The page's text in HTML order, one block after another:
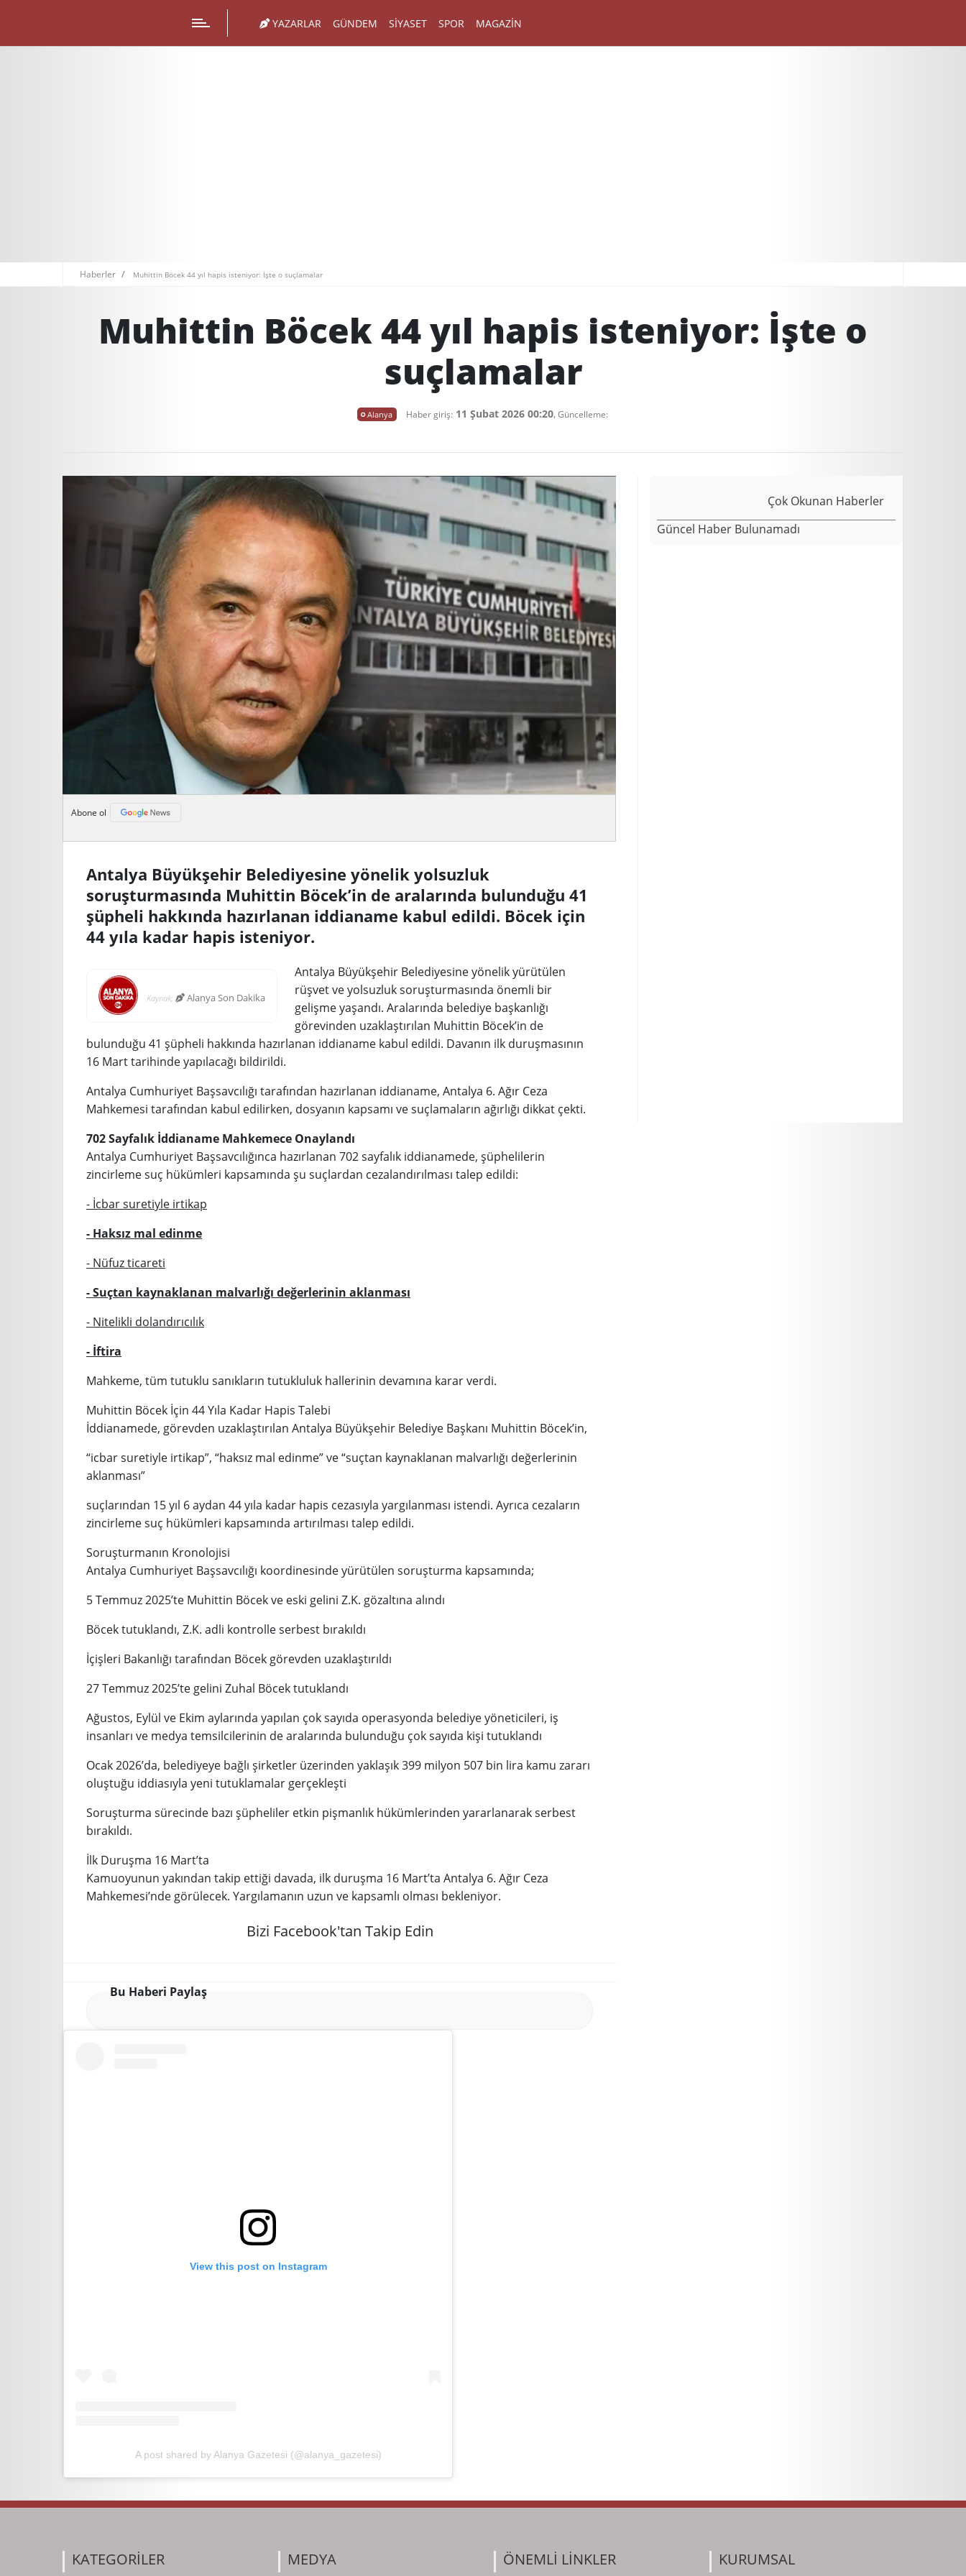
YAZARLAR GÜNDEM SIYASET SPOR MAGAZIN
Haberler Muhittin Böcek 44 yıl hapis isteniyor: İşte o suçlamalar
Muhittin Böcek 44 yıl hapis isteniyor: İşte o
suçlamalar
Alanya Haber giriş:11 Şubat 2026 00:20,Güncelleme:
Abone ol
Antalya Büyükşehir Belediyesine yönelik yolsuzluk
soruşturmasında Muhittin Böcek’in de aralarında bulunduğu 41
şüpheli hakkında hazırlanan iddianame kabul edildi. Böcek için
44 yıla kadar hapis isteniyor.
Kaynak; Alanya Son Dakika
Antalya Büyükşehir Belediyesine yönelik yürütülen
rüşvet ve yolsuzluk soruşturmasında önemli bir
gelişme yaşandı. Aralarında belediye başkanlığı
görevinden uzaklaştırılan Muhittin Böcek’in de
bulunduğu 41 şüpheli hakkında hazırlanan iddianame kabul edildi. Davanın ilk duruşmasının
16 Mart tarihinde yapılacağı bildirildi.
Antalya Cumhuriyet Başsavcılığı tarafından hazırlanan iddianame, Antalya 6. Ağır Ceza
Mahkemesi tarafından kabul edilirken, dosyanın kapsamı ve suçlamaların ağırlığı dikkat çekti.
702 Sayfalık İddianame Mahkemece Onaylandı
Antalya Cumhuriyet Başsavcılığınca hazırlanan 702 sayfalık iddianamede, şüphelilerin
zincirleme suç hükümleri kapsamında şu suçlardan cezalandırılması talep edildi:
- İcbar suretiyle irtikap
- Haksız mal edinme
- Nüfuz ticareti
- Suçtan kaynaklanan malvarlığı değerlerinin aklanması
- Nitelikli dolandırıcılık
- İftira
Mahkeme, tüm tutuklu sanıkların tutukluluk hallerinin devamına karar verdi.
Muhittin Böcek İçin 44 Yıla Kadar Hapis Talebi
İddianamede, görevden uzaklaştırılan Antalya Büyükşehir Belediye Başkanı Muhittin Böcek’in,
“icbar suretiyle irtikap”, “haksız mal edinme” ve “suçtan kaynaklanan malvarlığı değerlerinin
aklanması”
suçlarından 15 yıl 6 aydan 44 yıla kadar hapis cezasıyla yargılanması istendi. Ayrıca cezaların
zincirleme suç hükümleri kapsamında artırılması talep edildi.
Soruşturmanın Kronolojisi
Antalya Cumhuriyet Başsavcılığı koordinesinde yürütülen soruşturma kapsamında;
5 Temmuz 2025’te Muhittin Böcek ve eski gelini Z.K. gözaltına alındı
Böcek tutuklandı, Z.K. adli kontrolle serbest bırakıldı
İçişleri Bakanlığı tarafından Böcek görevden uzaklaştırıldı
27 Temmuz 2025’te gelini Zuhal Böcek tutuklandı
Ağustos, Eylül ve Ekim aylarında yapılan çok sayıda operasyonda belediye yöneticileri, iş
insanları ve medya temsilcilerinin de aralarında bulunduğu çok sayıda kişi tutuklandı
Ocak 2026’da, belediyeye bağlı şirketler üzerinden yaklaşık 399 milyon 507 bin lira kamu zararı
oluştuğu iddiasıyla yeni tutuklamalar gerçekleşti
Soruşturma sürecinde bazı şüpheliler etkin pişmanlık hükümlerinden yararlanarak serbest
bırakıldı.
İlk Duruşma 16 Mart’ta
Kamuoyunun yakından takip ettiği davada, ilk duruşma 16 Mart’ta Antalya 6. Ağır Ceza
Mahkemesi’nde görülecek. Yargılamanın uzun ve kapsamlı olması bekleniyor.
Bizi Facebook'tan Takip Edin
Bu Haberi Paylaş
View this post on Instagram
A post shared by Alanya Gazetesi (@alanya_gazetesi)
Çok Okunan Haberler
Güncel Haber Bulunamadı
KATEGORİLER MEDYA ÖNEMLİ LİNKLER KURUMSAL